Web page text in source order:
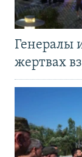
Генералы
жертвах